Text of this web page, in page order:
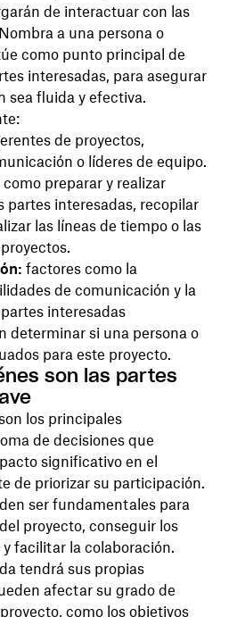
de interactuar con las
a una persona o
como punto principal de
interesadas, para asegurar
sea fluida y efectiva.
de proyectos,
o líderes de equipo.
como preparar y realizar
partes interesadas, recopilar
las líneas de tiempo o las
factores como la
de comunicación y la
interesadas
determinar si una persona o
para este proyecto.
son las partes
los principales
de decisiones que
significativo en el
de priorizar su participación.
ser fundamentales para
proyecto, conseguir los
facilitar la colaboración.
tendrá sus propias
afectar su grado de
como los objetivos